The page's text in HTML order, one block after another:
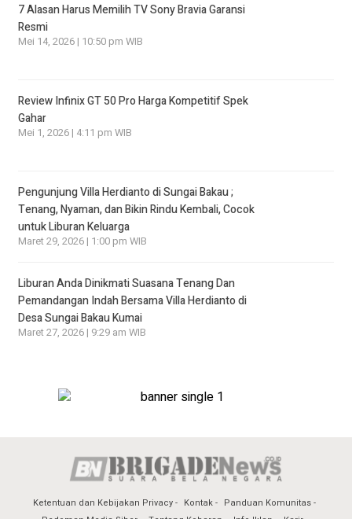
7 Alasan Harus Memilih TV Sony Bravia Garansi
Resmi
Mei 14, 2026 | 10:50 pm WIB
Review Infinix GT 50 Pro Harga Kompetitif Spek
Gahar
Mei 1, 2026 | 4:11 pm WIB
Pengunjung Villa Herdianto di Sungai Bakau ;
Tenang, Nyaman, dan Bikin Rindu Kembali, Cocok
untuk Liburan Keluarga
Maret 29, 2026 | 1:00 pm WIB
Liburan Anda Dinikmati Suasana Tenang Dan
Pemandangan Indah Bersama Villa Herdianto di
Desa Sungai Bakau Kumai
Maret 27, 2026 | 9:29 am WIB
Ketentuan dan Kebijakan Privacy Kontak
Panduan Komunitas